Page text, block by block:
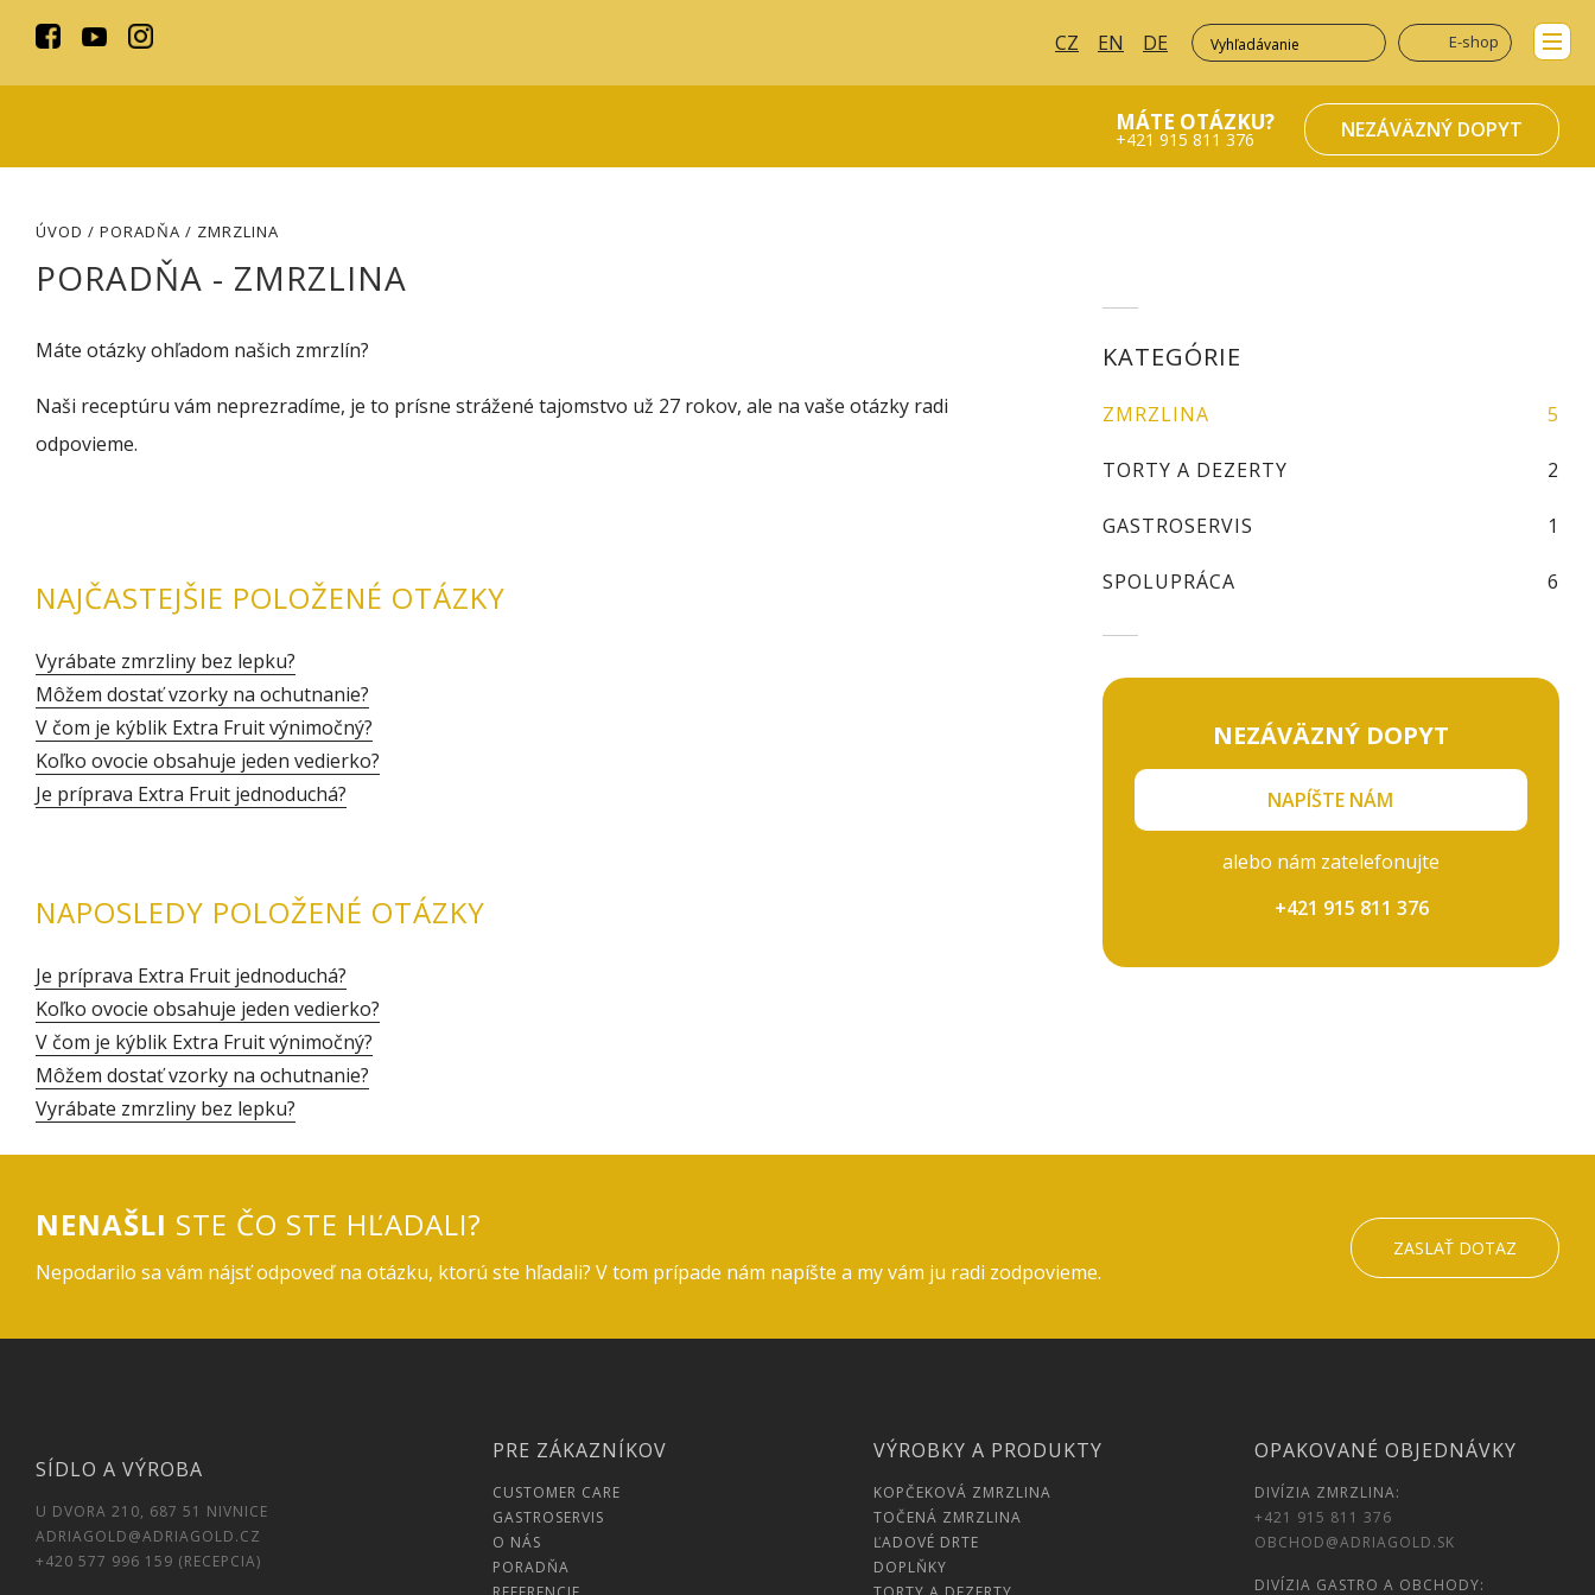
CZ EN DE E-shop
MÁTE OTÁZKU?
+421 915 811 376 NEZÁVÄZNÝ DOPYT
ÚVOD / PORADŇA / ZMRZLINA
PORADŇA - ZMRZLINA
Máte otázky ohľadom našich zmrzlín?
Naši receptúru vám neprezradíme, je to prísne strážené tajomstvo už 27 rokov, ale na vaše otázky radi
odpovieme.
NAJČASTEJŠIE POLOŽENÉ OTÁZKY
Vyrábate zmrzliny bez lepku?
Môžem dostať vzorky na ochutnanie?
V čom je kýblik Extra Fruit výnimočný?
Koľko ovocie obsahuje jeden vedierko?
Je príprava Extra Fruit jednoduchá?
NAPOSLEDY POLOŽENÉ OTÁZKY
Je príprava Extra Fruit jednoduchá?
Koľko ovocie obsahuje jeden vedierko?
V čom je kýblik Extra Fruit výnimočný?
Môžem dostať vzorky na ochutnanie?
Vyrábate zmrzliny bez lepku?
KATEGÓRIE
ZMRZLINA 5
TORTY A DEZERTY 2
GASTROSERVIS 1
SPOLUPRÁCA 6
NEZÁVÄZNÝ DOPYT
NAPÍŠTE NÁM
alebo nám zatelefonujte
+421 915 811 376
NENAŠLI STE ČO STE HĽADALI?
Nepodarilo sa vám nájsť odpoveď na otázku, ktorú ste hľadali? V tom prípade nám napíšte a my vám ju radi zodpovieme.
ZASLAŤ DOTAZ
SÍDLO A VÝROBA
U DVORA 210, 687 51 NIVNICE
ADRIAGOLD@ADRIAGOLD.CZ
+420 577 996 159 (RECEPCIA)
PRE ZÁKAZNÍKOV
CUSTOMER CARE
GASTROSERVIS
O NÁS
PORADŇA
VÝROBKY A PRODUKTY
KOPČEKOVÁ ZMRZLINA
TOČENÁ ZMRZLINA
ĽADOVÉ DRTE
DOPLŇKY
OPAKOVANÉ OBJEDNÁVKY
DIVÍZIA ZMRZLINA:
+421 915 811 376
OBCHOD@ADRIAGOLD.SK
DIVÍZIA GASTRO A OBCHODY: